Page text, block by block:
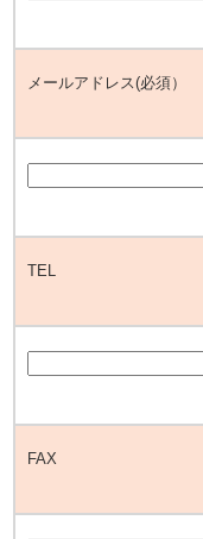
メールアドレス(必須）
TEL
FAX